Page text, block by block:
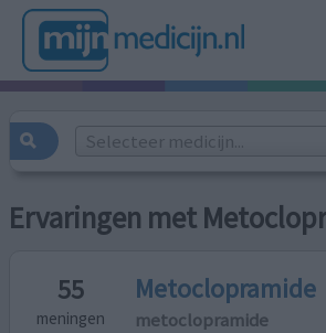
Selecteer medicijn...
Ervaringen met
55
meningen
Metoclopramide
metoclopramide